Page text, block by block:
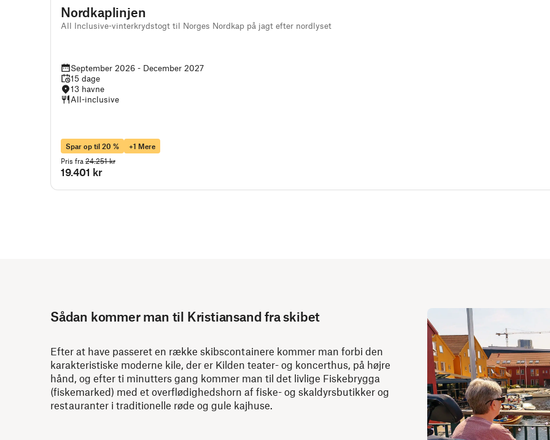
Nordkaplinjen
All Inclusive-vinterkrydstogt til Norges Nordkap på jagt efter nordlyset
September 2026 - December 2027
15 dage
13 havne
All-inclusive
Spar op til 20 %
+1 Mere
Pris fra 24.251 kr
19.401 kr
Sådan kommer man til Kristiansand fra skibet
Efter at have passeret en række skibscontainere kommer man forbi den
karakteristiske moderne kile, der er Kilden teater- og koncerthus, på højre
hånd, og efter ti minutters gang kommer man til det livlige Fiskebrygga
(fiskemarked) med et overflødighedshorn af fiske- og skaldyrsbutikker og
restauranter i traditionelle røde og gule kajhuse.